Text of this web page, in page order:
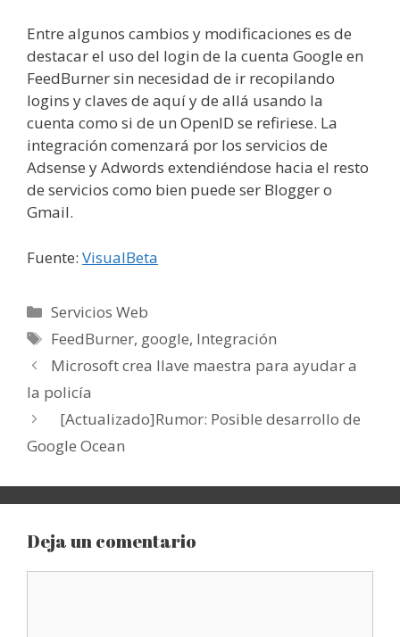
Entre algunos cambios y modificaciones es de
destacar el uso del login de la cuenta Google en
FeedBurner sin necesidad de ir recopilando
logins y claves de aquí y de allá usando la
cuenta como si de un OpenID se refiriese. La
integración comenzará por los servicios de
Adsense y Adwords extendiéndose hacia el resto
de servicios como bien puede ser Blogger o
Gmail.
Fuente: VisualBeta
Categorías
Servicios Web
Etiquetas
FeedBurner, google, Integración
Microsoft crea llave maestra para ayudar a
la policía
[Actualizado]Rumor: Posible desarrollo de
Google Ocean
Deja un comentario